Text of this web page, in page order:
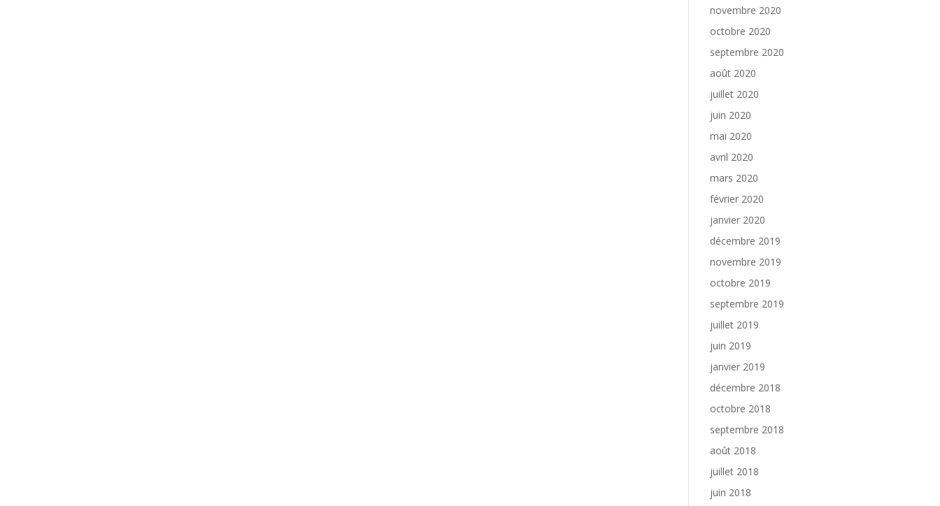
novembre 2020
octobre 2020
septembre 2020
août 2020
juillet 2020
juin 2020
mai 2020
avril 2020
mars 2020
février 2020
janvier 2020
décembre 2019
novembre 2019
octobre 2019
septembre 2019
juillet 2019
juin 2019
janvier 2019
décembre 2018
octobre 2018
septembre 2018
août 2018
juillet 2018
juin 2018